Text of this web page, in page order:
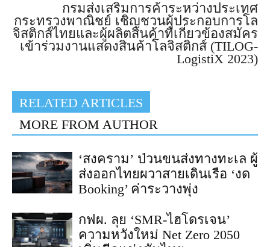
กรมส่งเสริมการค้าระหว่างประเทศ
กระทรวงพาณิชย์ เชิญชวนผู้ประกอบการโล
จิสติกส์ไทยและผู้ผลิตสินค้าที่เกี่ยวข้องสมัคร
เข้าร่วมงานแสดงสินค้าโลจิสติกส์ (TILOG-
LogistiX 2023)
RELATED ARTICLES
MORE FROM AUTHOR
‘สงคราม’ ป่วนขนส่งทางทะเล ผู้
ส่งออกไทยผวาสายเดินเรือ ‘งด
Booking’ ค่าระวางพุ่ง
กฟผ. ลุย ‘SMR-ไฮโดรเจน’
ความหวังใหม่ Net Zero 2050